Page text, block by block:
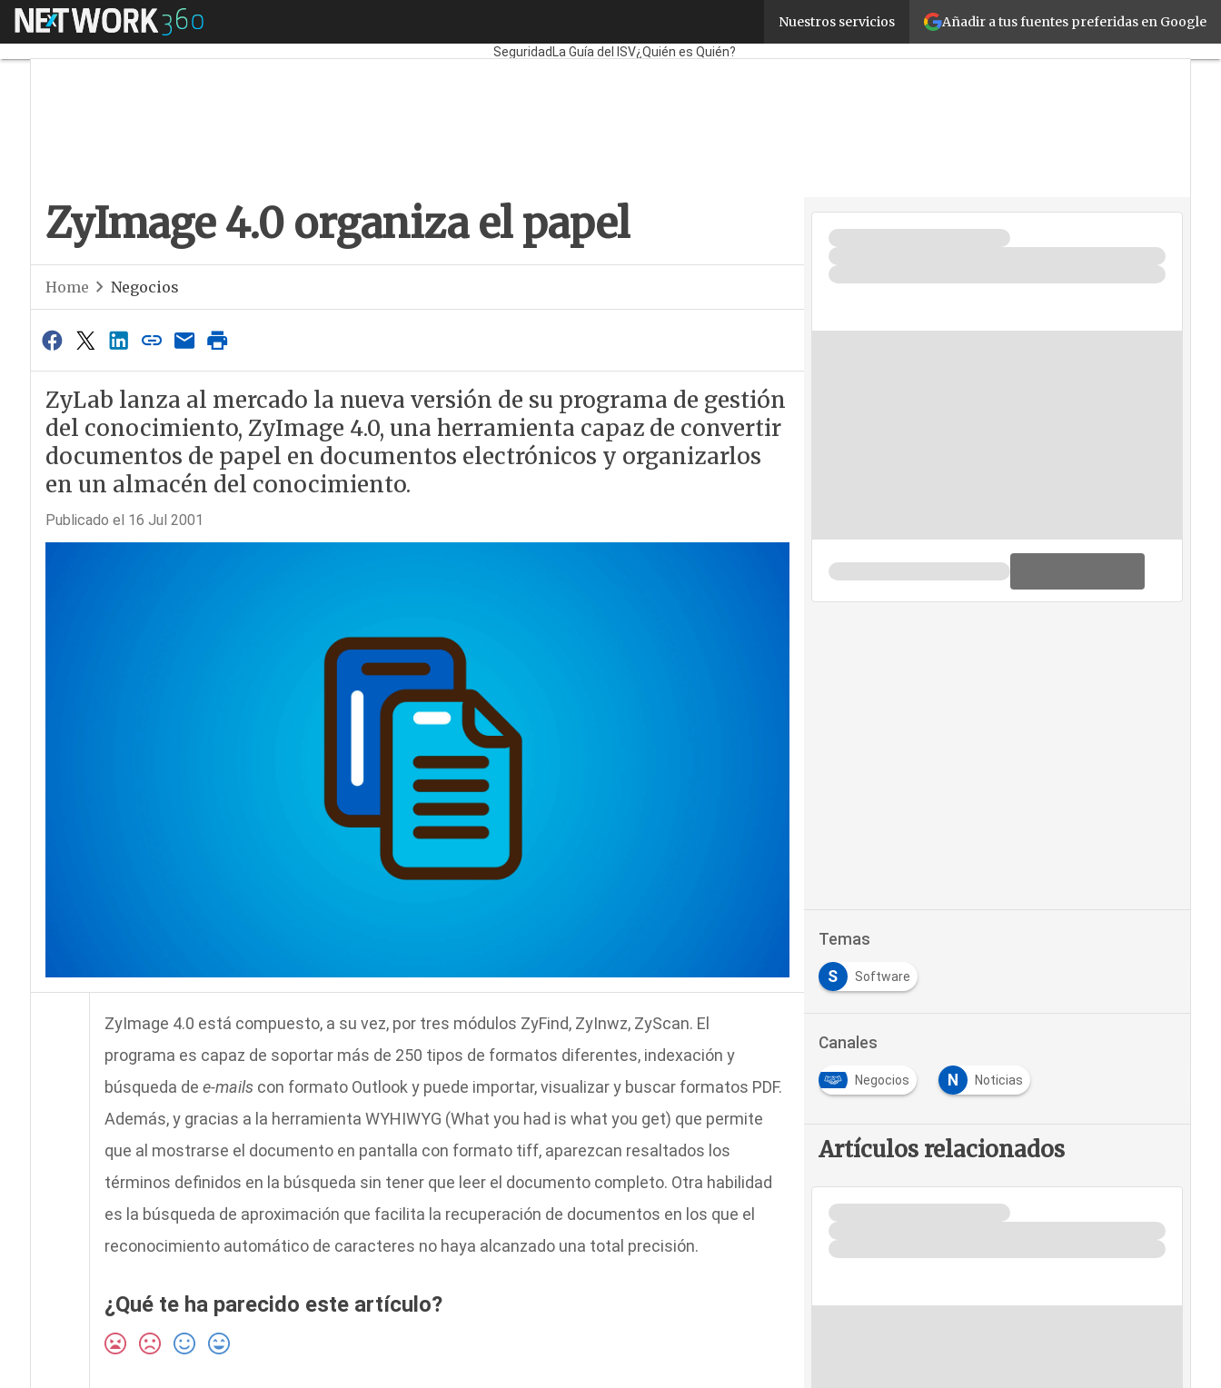
Añadir a tus fuentes preferidas en Google
Nuestros servicios
Menú RetailCloudMovilidadNegocios
Seguridad La Guía del ISV¿Quién es Quién?
ZyImage 4.0 organiza el papel
Home Negocios
ZyLab lanza al mercado la nueva versión de su programa de gestión
del conocimiento, ZyImage 4.0, una herramienta capaz de convertir
documentos de papel en documentos electrónicos y organizarlos
en un almacén del conocimiento.
Publicado el 16 Jul 2001
ZyImage 4.0 está compuesto, a su vez, por tres módulos ZyFind, ZyInwz, ZyScan. El
programa es capaz de soportar más de 250 tipos de formatos diferentes, indexación y
búsqueda de e-mailscon formato Outlook y puede importar, visualizar y buscar formatos PDF.
Además, y gracias a la herramienta WYHIWYG (What you had is what you get) que permite
que al mostrarse el documento en pantalla con formato tiff, aparezcan resaltados los
términos definidos en la búsqueda sin tener que leer el documento completo. Otra habilidad
es la búsqueda de aproximación que facilita la recuperación de documentos en los que el
reconocimiento automático de caracteres no haya alcanzado una total precisión.
¿Qué te ha parecido este artículo?
Temas
S Software
Canales
Negocios N Noticias
Artículos relacionados